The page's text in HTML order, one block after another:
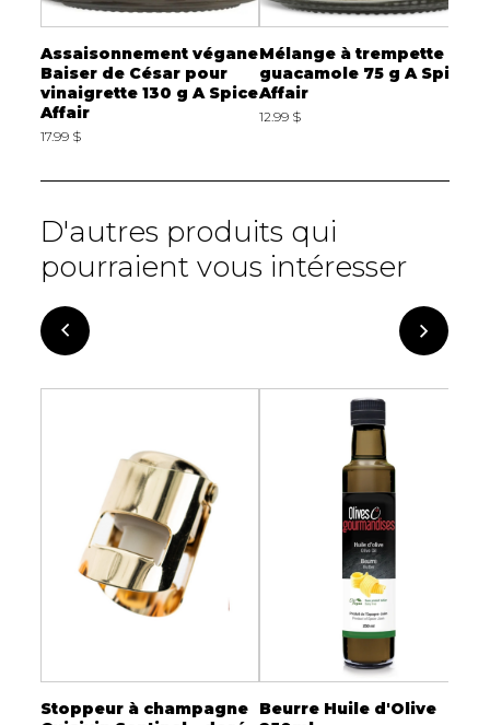
Assaisonnement végane
Baiser de César pour
vinaigrette 130 g A Spice
Affair
17.99 $
Mélange à trempette
guacamole 75 g A Spice
Affair
12.99 $
D'autres produits qui
pourraient vous intéresser
Stoppeur à champagne
Beurre Huile d'Olive